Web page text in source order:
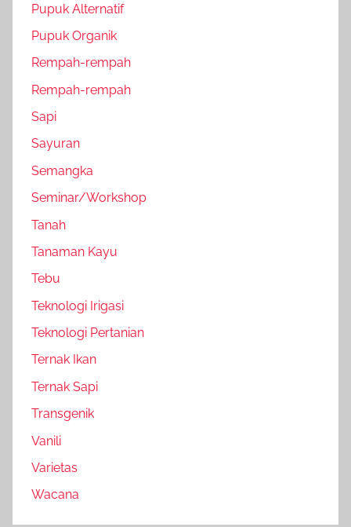
Pupuk Alternatif
Pupuk Organik
Rempah-rempah
Rempah-rempah
Sapi
Sayuran
Semangka
Seminar/Workshop
Tanah
Tanaman Kayu
Tebu
Teknologi Irigasi
Teknologi Pertanian
Ternak Ikan
Ternak Sapi
Transgenik
Vanili
Varietas
Wacana